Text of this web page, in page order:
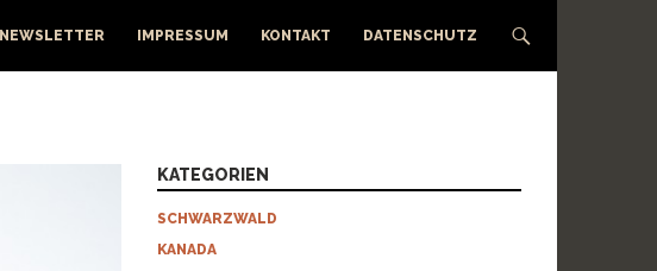
NEWSLETTER IMPRESSUM KONTAKT DATENSCHUTZ
KATEGORIEN
SCHWARZWALD
KANADA